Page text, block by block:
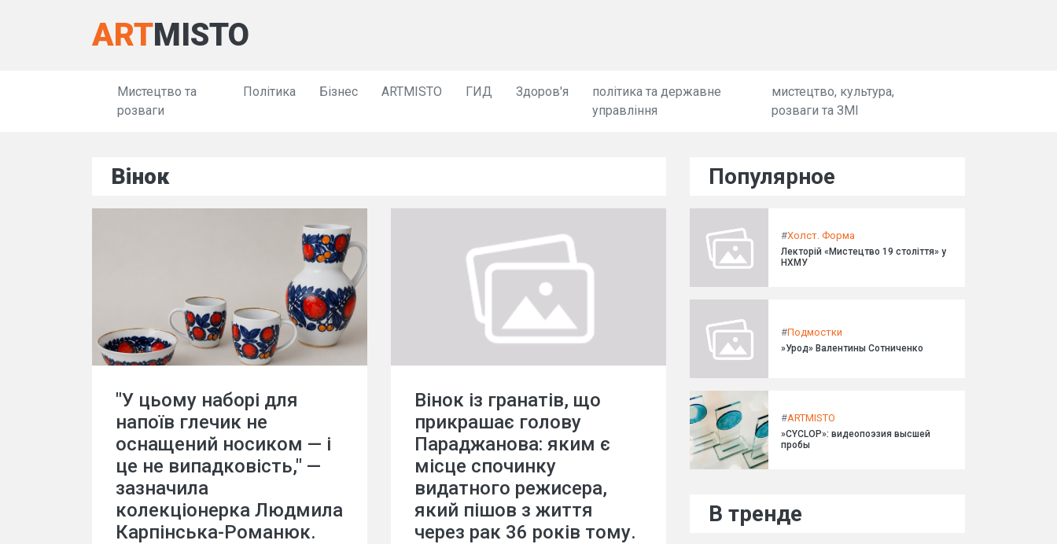
ARTMISTO
Мистецтво та
розваги
Політика Бізнес ARTMISTO ГИД Здоров'я
політика та державне
управління
мистецтво, культура,
розваги та ЗМІ
Вінок
"У цьому наборі для
напоїв глечик не
оснащений носиком — і
це не випадковість," —
зазначила
колекціонерка Людмила
Карпінська-Романюк.
Вінок із гранатів, що
прикрашає голову
Параджанова: яким є
місце спочинку
видатного режисера,
який пішов з життя
через рак 36 років тому.
Популярное
#Холст. Форма
Лекторій «Мистецтво 19 століття» у
НХМУ
#Подмостки
»Урод» Валентины Сотниченко
#ARTMISTO
»CYCLOP»: видеопоэзия высшей
пробы
В тренде